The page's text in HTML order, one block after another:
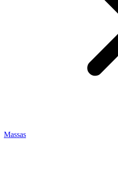
Massas